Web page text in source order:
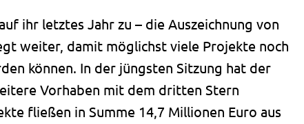
ihr letztes Jahr zu – die Auszeichnung von
weiter, damit möglichst viele Projekte noch
können. In der jüngsten Sitzung hat der
Vorhaben mit dem dritten Stern
fließen in Summe 14,7 Millionen Euro aus